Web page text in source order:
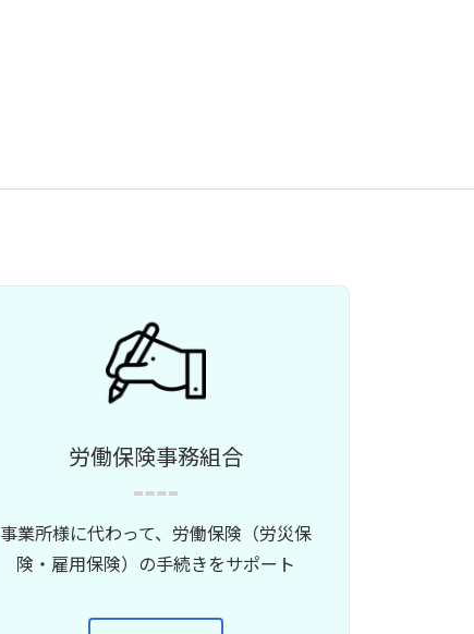
労働保険事務組合
事業所様に代わって、労働保険（労災保
険・雇用保険）の手続きをサポート